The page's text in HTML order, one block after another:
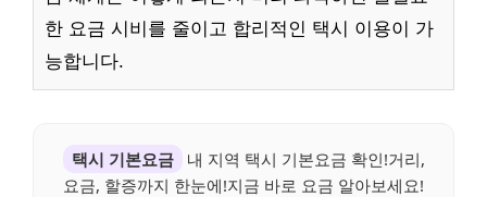
한 요금 시비를 줄이고 합리적인 택시 이용이 가
능합니다.
택시 기본요금
내 지역 택시 기본요금 확인!거리,
요금, 할증까지 한눈에!지금 바로 요금 알아보세요!